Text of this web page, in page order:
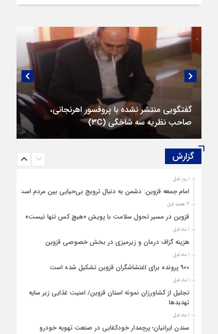
گفتگویی منتشر نشده با پروفسور اهرنجانی،
صاحب نظریه سه‌ شاخگی (۳C)
گزارش‌
1 روز قبل
امام جمعه قزوین: دشمن به دنبال ترویج بی‌حیایی بین مردم است
3 هفته قبل
قزوین در مسیر تحول سلامت با پویش «هیچ‌ کس تنها نیست»
1 ماه قبل
هزینه‌ گزاف درمان و زیرمیزی در بخش خصوصی قزوین
1 ماه قبل
۹۰۰ پرونده برای اغتشاشگران قزوین تشکیل شده است
1 ماه قبل
تجلیل از کشاورزان نمونه استان قزوین/ امنیت غذایی زیر سایه
تهدیدها
1 ماه قبل
سندن ایرانیان؛ پرچمدار خودکفایی در صنعت تهویه خودرو